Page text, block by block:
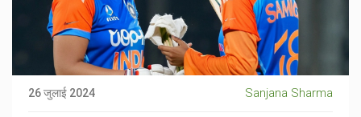
26 जुलाई 2024 Sanjana Sharma